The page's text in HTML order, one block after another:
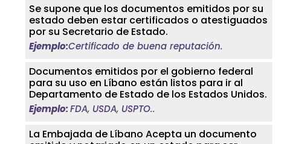
Se supone que los documentos emitidos por su
estado deben estar certificados o atestiguados
por su Secretario de Estado.
Ejemplo:Certificado de buena reputación.
Documentos emitidos por el gobierno federal
para su uso en Líbano están listos para ir al
Departamento de Estado de los Estados Unidos.
Ejemplo:FDA, USDA, USPTO..
La Embajada de Líbano Acepta un documento